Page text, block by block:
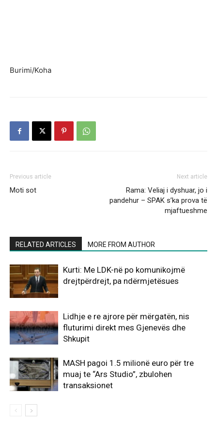
Burimi/Koha
Previous article
Moti sot
Next article
Rama: Veliaj i dyshuar, jo i
pandehur – SPAK s’ka prova të
mjaftueshme
RELATED ARTICLES MORE FROM AUTHOR
Kurti: Me LDK-në po komunikojmë
drejtpërdrejt, pa ndërmjetësues
Lidhje e re ajrore për mërgatën, nis
fluturimi direkt mes Gjenevës dhe
Shkupit
MASH pagoi 1.5 milionë euro për tre
muaj te “Ars Studio”, zbulohen
transaksionet